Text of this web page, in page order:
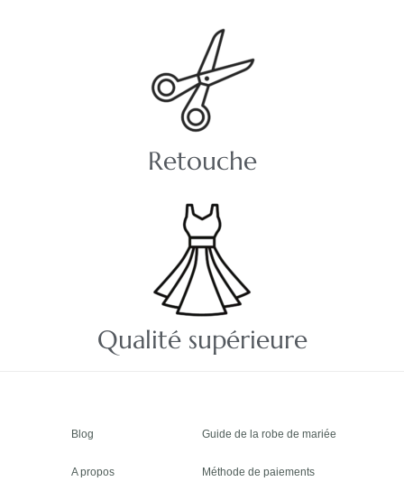
Retouche
Qualité supérieure
Blog
A propos
Guide de la robe de mariée
Méthode de paiements